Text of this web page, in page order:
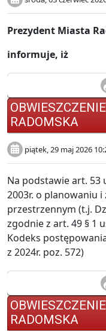
Prezydent Miasta
informuje, iż
RADOMSKA
piątek, 29 maj 2026
Na podstawie art. 53
2003r. o planowaniu
przestrzennym (t.j.
zgodnie z art. 49 § 1
Kodeks
z 2024r. poz. 572)
RADOMSKA